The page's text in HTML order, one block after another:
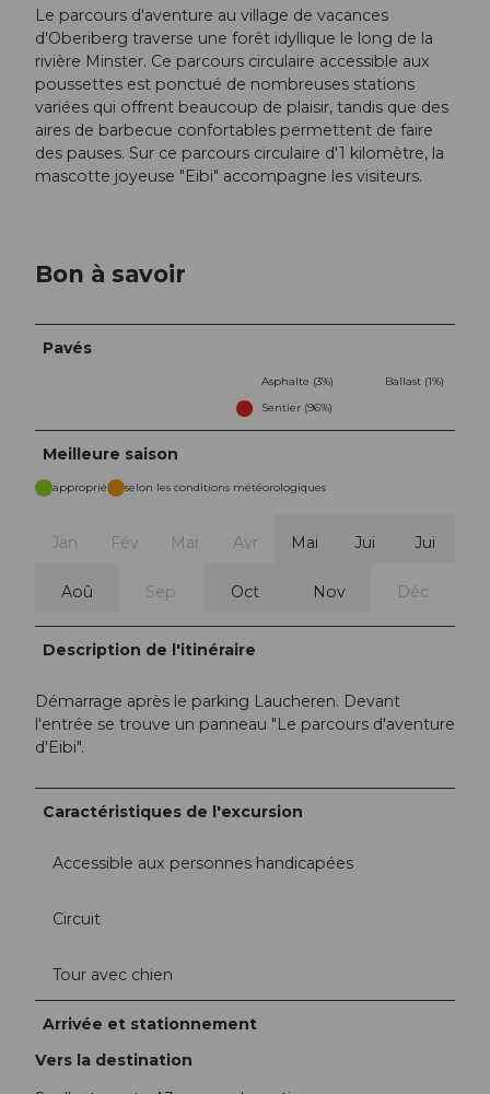
Le parcours d'aventure au village de vacances
d'Oberiberg traverse une forêt idyllique le long de la
rivière Minster. Ce parcours circulaire accessible aux
poussettes est ponctué de nombreuses stations
variées qui offrent beaucoup de plaisir, tandis que des
aires de barbecue confortables permettent de faire
des pauses. Sur ce parcours circulaire d'1 kilomètre, la
mascotte joyeuse "Eibi" accompagne les visiteurs.
Bon à savoir
Pavés
Asphalte (3%)
Ballast (1%)
Sentier (96%)
Meilleure saison
approprié selon les conditions météorologiques
Jan Fév Mar Avr Mai Jui Jui
Aoû Sep Oct Nov Déc
Description de l'itinéraire
Démarrage après le parking Laucheren. Devant
l'entrée se trouve un panneau "Le parcours d'aventure
d'Eibi".
Caractéristiques de l'excursion
Accessible aux personnes handicapées
Circuit
Tour avec chien
Arrivée et stationnement
Vers la destination